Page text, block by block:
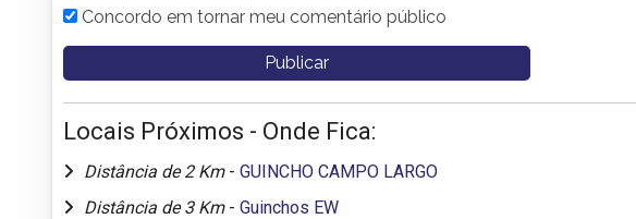
Concordo em tornar meu comentário público
Locais Próximos - Onde Fica:
Distância de 2 Km - GUINCHO CAMPO LARGO
Distância de 3 Km - Guinchos EW